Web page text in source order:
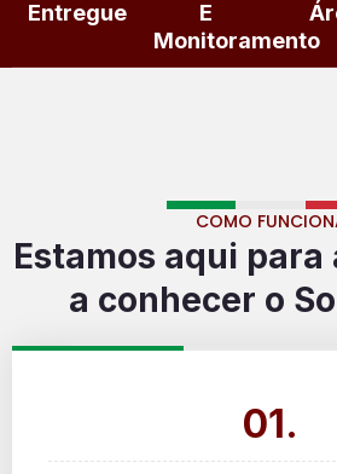
Entregue
E
Monitoramento
COMO
Estamos aqui
a conhecer o
01.